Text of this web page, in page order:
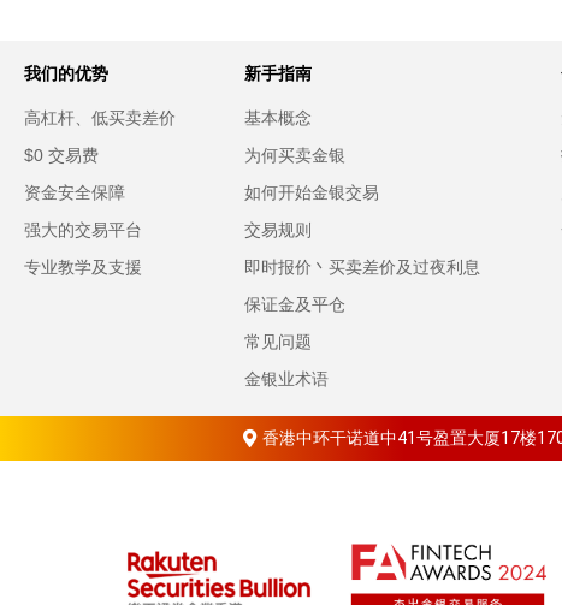
我们的优势
高杠杆、低买卖差价
$0 交易费
资金安全保障
强大的交易平台
专业教学及支援
新手指南
基本概念
为何买卖金银
如何开始金银交易
交易规则
即时报价丶买卖差价及过夜利息
保证金及平仓
常见问题
金银业术语
香港中环干诺道中41号盈置大厦17楼